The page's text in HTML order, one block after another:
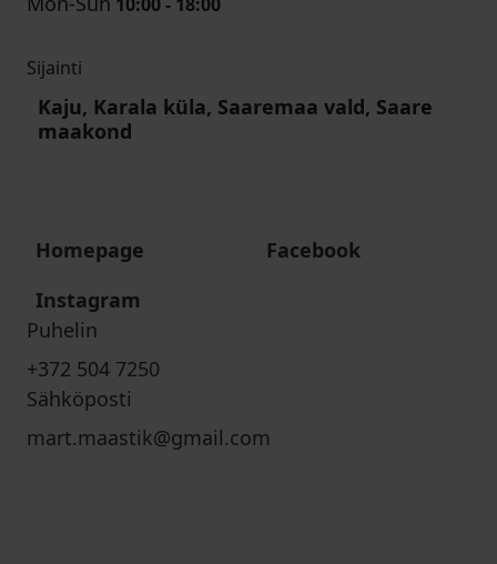
Sijainti
Kaju, Karala küla, Saaremaa vald, Saare
maakond
Homepage
Facebook
Instagram
Puhelin
+372 504 7250
Sähköposti
mart.maastik@gmail.com